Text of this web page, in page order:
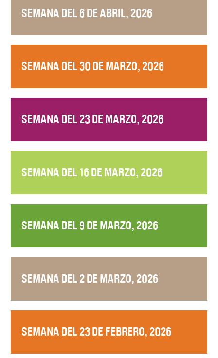
SEMANA DEL 6 DE ABRIL, 2026
SEMANA DEL 30 DE MARZO, 2026
SEMANA DEL 23 DE MARZO, 2026
SEMANA DEL 16 DE MARZO, 2026
SEMANA DEL 9 DE MARZO, 2026
SEMANA DEL 2 DE MARZO, 2026
SEMANA DEL 23 DE FEBRERO, 2026